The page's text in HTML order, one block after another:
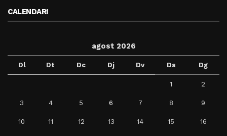
CALENDARI
agost 2026
Dl Dt Dc Dj Dv Ds Dg
1 2
3 4 5 6 7 8 9
10 11 12 13 14 15 16